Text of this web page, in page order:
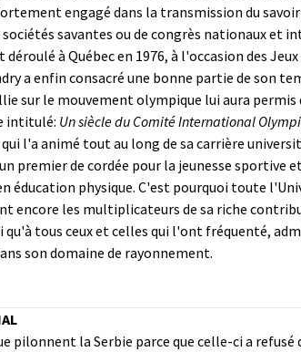
engagé dans la transmission du
savantes ou de congrès nationaux
à Québec en 1976, à l'occasion des
a enfin consacré une bonne partie de son
le mouvement olympique lui aura permis
intitulé: Un siècle du Comité International
l'a animé tout au long de sa carrière
premier de cordée pour la jeunesse
physique. C'est pourquoi toute
encore les multiplicateurs de sa riche
tous ceux et celles qui l'ont fréquenté,
son domaine de rayonnement.
pilonnent la Serbie parce que celle-ci a